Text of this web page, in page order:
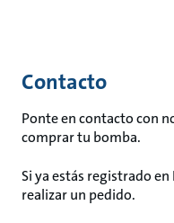
Contacto
Ponte en contacto con
comprar tu bomba.
Si ya estás registrado
realizar un pedido.